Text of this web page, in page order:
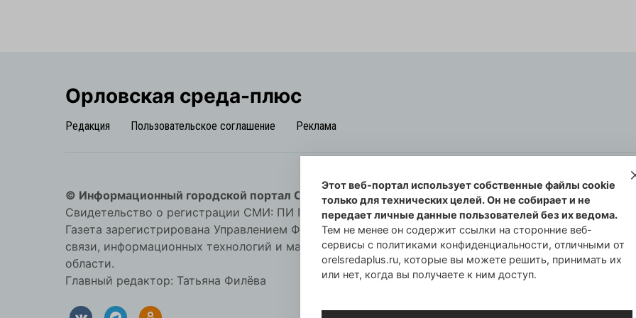
Орловская cреда-плюс
Редакция Пользовательское соглашение Реклама
© Информационный городской портал Орловская cреда-плюс, 2021-2026
Свидетельство о регистрации СМИ: ПИ №57-00254 от 29 октября 2013 г.
Газета зарегистрирована Управлением Федеральной службы по надзору в сфере
связи, информационных технологий и массовых коммуникаций по Орловской
области.
Главный редактор: Татьяна Филёва
Этот веб-портал использует собственные файлы cookie
только для технических целей. Он не собирает и не
передает личные данные пользователей без их ведома.
Тем не менее он содержит ссылки на сторонние веб-
сервисы с политиками конфиденциальности, отличными от
orelsredaplus.ru, которые вы можете решить, принимать их
или нет, когда вы получаете к ним доступ.